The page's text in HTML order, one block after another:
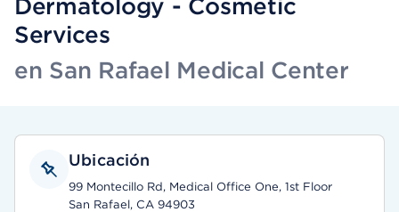
Dermatology - Cosmetic
Services
en San Rafael Medical Center
Ubicación
99 Montecillo Rd, Medical Office One, 1st Floor
San Rafael, CA 94903